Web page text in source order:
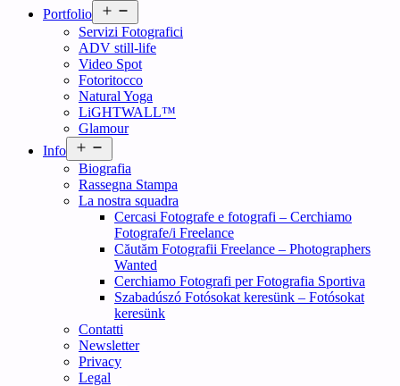
Portfolio
menu
Servizi Fotografici
ADV still-life
Video Spot
Fotoritocco
Natural Yoga
LiGHTWALL™
Glamour
Info
menu
Biografia
Rassegna Stampa
La nostra squadra
Cercasi Fotografe e fotografi – Cerchiamo
Fotografe/i Freelance
Căutăm Fotografii Freelance – Photographers
Wanted
Cerchiamo Fotografi per Fotografia Sportiva
Szabadúszó Fotósokat keresünk – Fotósokat
keresünk
Contatti
Newsletter
Privacy
Legal